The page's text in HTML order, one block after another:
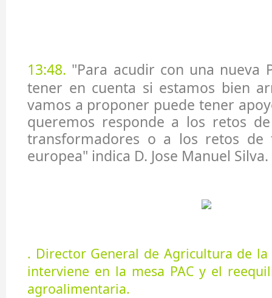
13:48. "Para acudir con una nueva
tener en cuenta si estamos bien
vamos a proponer puede tener
queremos responde a los retos
transformadores o a los retos de
europea" indica D. Jose Manuel Silva.
. Director General de Agricultura de la
interviene en la mesa PAC y el
agroalimentaria.